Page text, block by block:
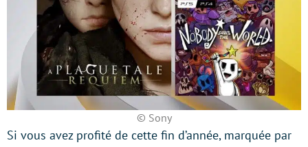
© Sony
Si vous avez profité de cette fin d’année, marquée par